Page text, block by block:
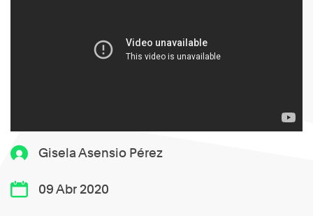
Gisela Asensio Pérez
09 Abr 2020